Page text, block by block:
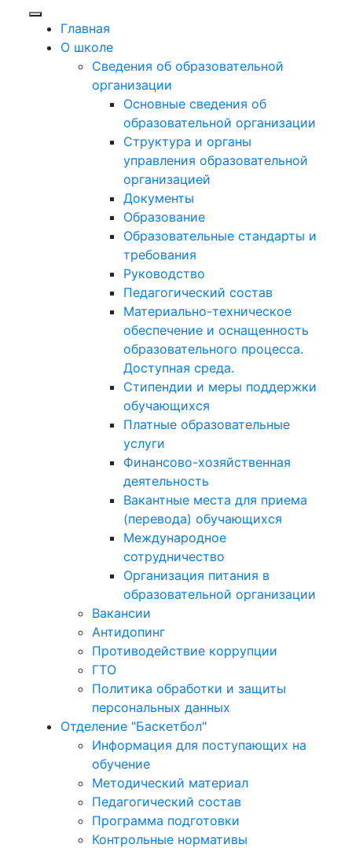
Главная
О школе
Сведения об образовательной
организации
Основные сведения об
образовательной организации
Структура и органы
управления образовательной
организацией
Документы
Образование
Образовательные стандарты и
требования
Руководство
Педагогический состав
Материально-техническое
обеспечение и оснащенность
образовательного процесса.
Доступная среда.
Стипендии и меры поддержки
обучающихся
Платные образовательные
услуги
Финансово-хозяйственная
деятельность
Вакантные места для приема
(перевода) обучающихся
Международное
сотрудничество
Организация питания в
образовательной организации
Вакансии
Антидопинг
Противодействие коррупции
ГТО
Политика обработки и защиты
персональных данных
Отделение "Баскетбол"
Информация для поступающих на
обучение
Методический материал
Педагогический состав
Программа подготовки
Контрольные нормативы